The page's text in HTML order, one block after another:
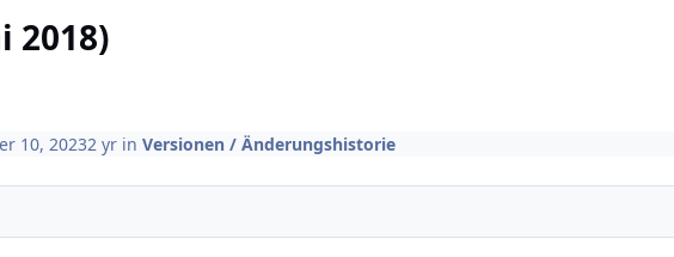
2018)
10, 20232 yrin Versionen / Änderungshistorie